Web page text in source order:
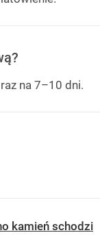
na 7–10 dni.
kamień schodzi